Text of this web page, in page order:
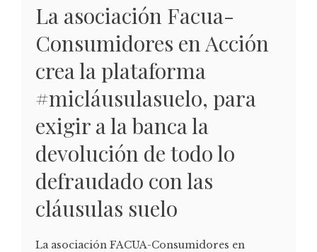
La asociación Facua-
Consumidores en Acción
crea la plataforma
#micláusulasuelo, para
exigir a la banca la
devolución de todo lo
defraudado con las
cláusulas suelo
La asociación FACUA-Consumidores en